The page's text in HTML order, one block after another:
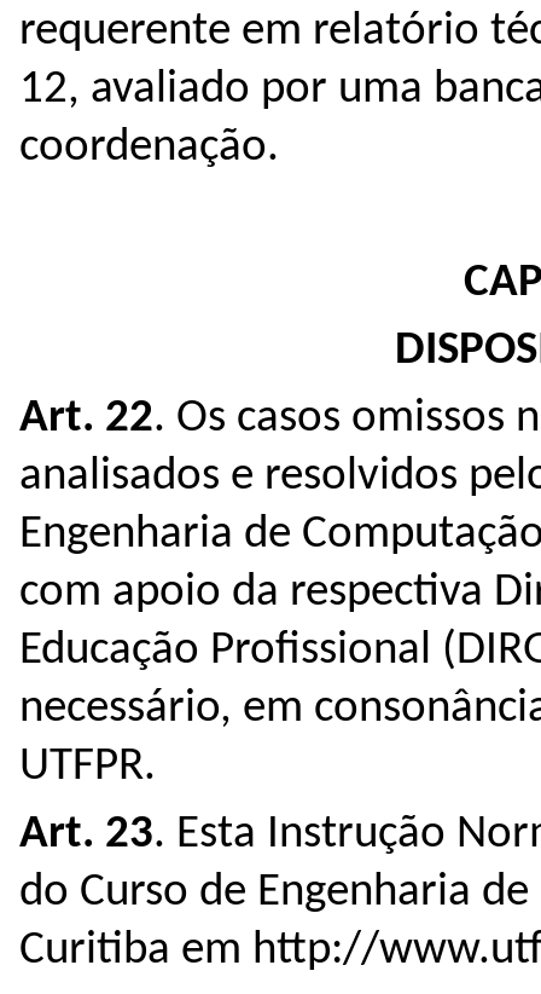
requerente em relatório
12, avaliado por uma
coordenação.
Art. 22. Os casos omissos
analisados e resolvidos
Engenharia de
com apoio da respectiva
Educação Profissional
necessário, em
UTFPR.
Art. 23. Esta Instrução
do Curso de Engenharia
Curitiba em http://